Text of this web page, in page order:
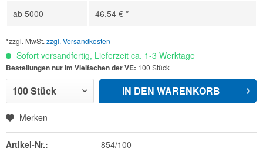
ab 5000 46,54 € *
*zzgl. MwSt. zzgl. Versandkosten
Sofort versandfertig, Lieferzeit ca. 1-3 Werktage
Bestellungen nur im Vielfachen der VE: 100 Stück
IN DEN WARENKORB
Merken
Artikel-Nr.: 854/100